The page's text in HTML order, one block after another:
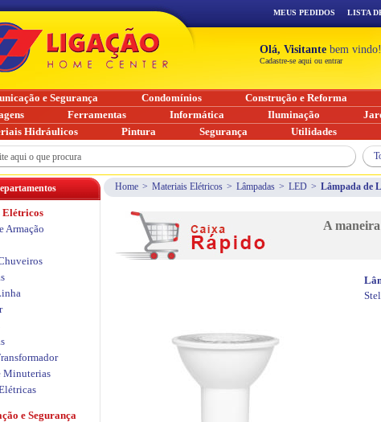
Home > Materiais Elétricos > Lâmpadas > LED > Lâmpada de
A
Armação
Minuterias
e Segurança
MEUS PEDIDOS LISTA
Olá, Visitante bem vindo!
Cadastre-se aqui ou entrar
e Segurança Condomínios Construção e Reforma
Ferramentas Informática Iluminação
Hidráulicos
Pintura Segurança Utilidades